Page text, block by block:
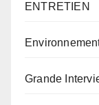
ENTRETIEN
Grande